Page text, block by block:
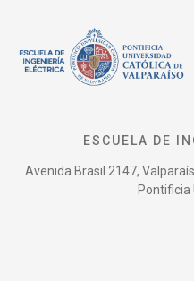
ESCUELA DE
Avenida Brasil 2147,
Pontificia